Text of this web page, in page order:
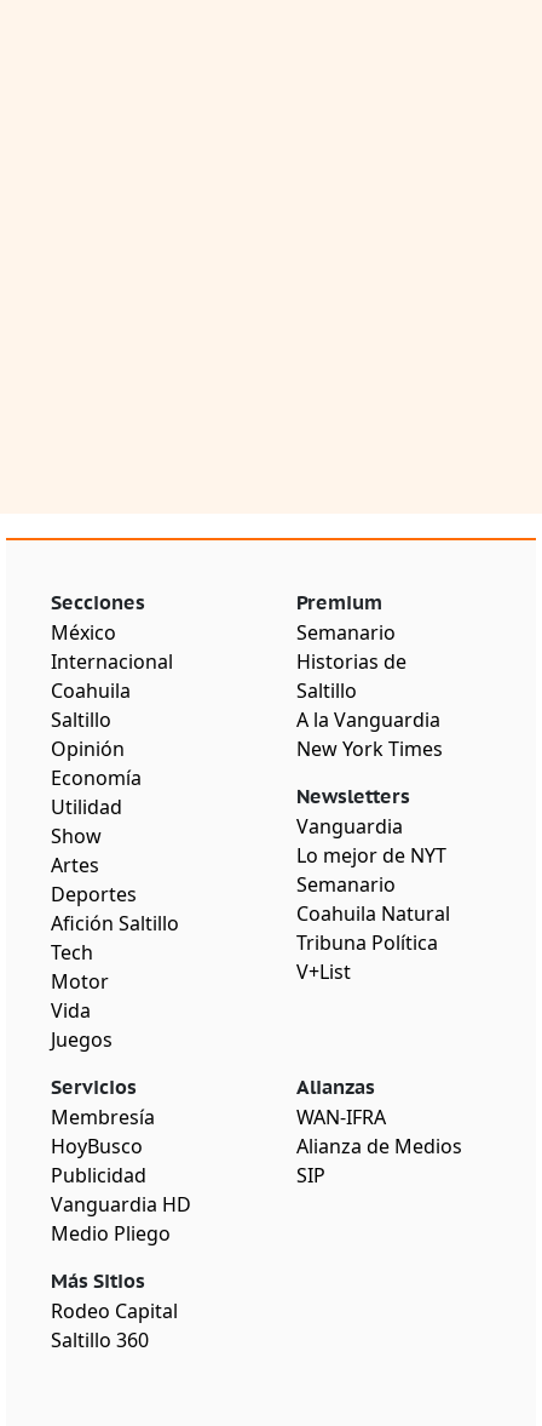
Secciones
México
Internacional
Coahuila
Saltillo
Opinión
Economía
Utilidad
Show
Artes
Deportes
Afición Saltillo
Tech
Motor
Vida
Juegos
Premium
Semanario
Historias de
Saltillo
A la Vanguardia
New York Times
Newsletters
Vanguardia
Lo mejor de NYT
Semanario
Coahuila Natural
Tribuna Política
V+List
Servicios
Membresía
HoyBusco
Publicidad
Vanguardia HD
Medio Pliego
Más Sitios
Rodeo Capital
Saltillo 360
Alianzas
WAN-IFRA
Alianza de Medios
SIP